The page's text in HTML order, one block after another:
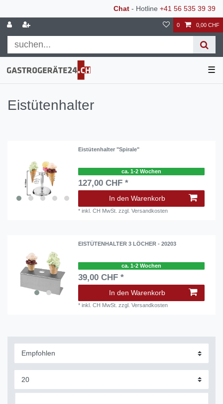
Chat - Hotline +41 56 535 39 39
0 0,00 CHF
☰
Eistütenhalter
Eistütenhalter "Spirale"
ca. 1-2 Wochen
127,00 CHF *
In den Warenkorb
*inkl. CH MwSt. zzgl.Versandkosten
EISTÜTENHALTER 3 LÖCHER - 20203
ca. 1-2 Wochen
39,00 CHF *
In den Warenkorb
*inkl. CH MwSt. zzgl.Versandkosten